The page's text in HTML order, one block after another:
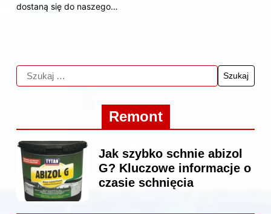
dostaną się do naszego…
Remont
Jak szybko schnie abizol
G? Kluczowe informacje o
czasie schnięcia